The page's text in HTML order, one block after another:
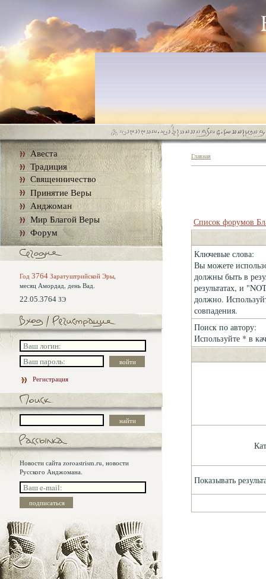
Авеста
Традиция
Священничество
Принятие Веры
Анджоман
Мир Благой Веры
Форум
Год 3764 Заратуштрийской Эры,
месяц Амордад, день Вад.
22.05.3764 ЗЭ
Регистрация
Новости сайта zoroastrism.ru, новости
Русского Анджомана.
Главная
Список форумов
Ключевые слова:
Вы можете
должны быть в
результатах, и
должно.
совпадения.
Поиск по автору:
Используйте * в
Показывать